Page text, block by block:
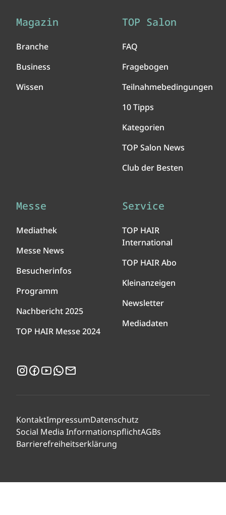
Magazin
Branche
Business
Wissen
TOP Salon
FAQ
Fragebogen
Teilnahmebedingungen
10 Tipps
Kategorien
TOP Salon News
Club der Besten
Messe
Mediathek
Messe News
Besucherinfos
Programm
Nachbericht 2025
TOP HAIR Messe 2024
Service
TOP HAIR
International
TOP HAIR Abo
Kleinanzeigen
Newsletter
Mediadaten
Instagram
Facebook
YouTubeWhatsApp
KontaktImpressumDatenschutz
Social Media InformationspflichtAGBs
Barrierefreiheitserklärung